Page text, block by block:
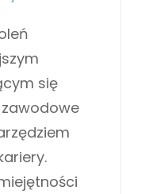
się